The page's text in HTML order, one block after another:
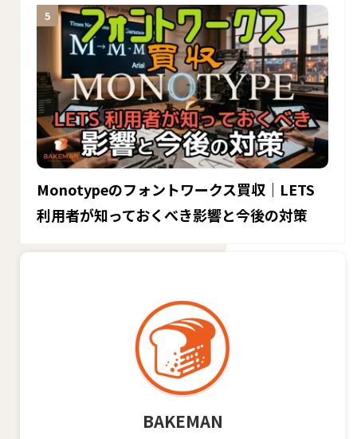
Monotypeのフォントワークス買収｜LETS
利用者が知っておくべき影響と今後の対策
BAKEMAN